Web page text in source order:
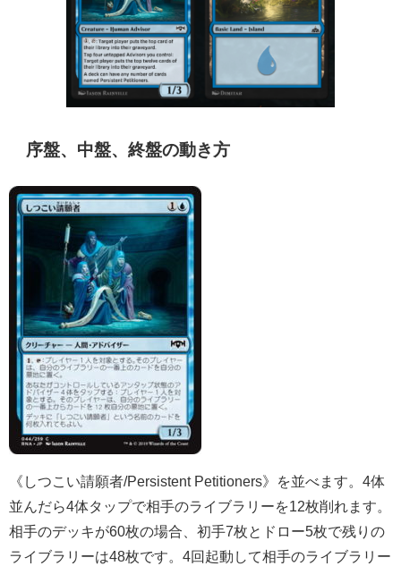
序盤、中盤、終盤の動き方
《しつこい請願者/Persistent Petitioners》を並べます。4体
並んだら4体タップで相手のライブラリーを12枚削れます。
相手のデッキが60枚の場合、初手7枚とドロー5枚で残りの
ライブラリーは48枚です。4回起動して相手のライブラリー